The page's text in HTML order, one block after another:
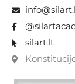
silart.lt